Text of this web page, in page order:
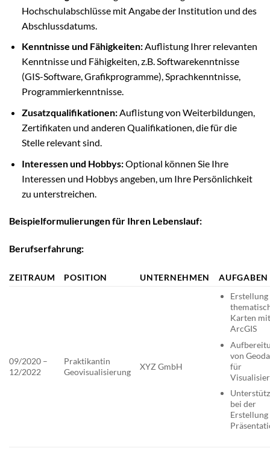
Hochschulabschlüsse mit Angabe der Institution und des
Abschlussdatums.
Kenntnisse und Fähigkeiten:Auflistung Ihrer relevanten
Kenntnisse und Fähigkeiten, z.B. Softwarekenntnisse
(GIS-Software, Grafikprogramme), Sprachkenntnisse,
Programmierkenntnisse.
Zusatzqualifikationen:Auflistung von Weiterbildungen,
Zertifikaten und anderen Qualifikationen, die für die
Stelle relevant sind.
Interessen und Hobbys:Optional können Sie Ihre
Interessen und Hobbys angeben, um Ihre Persönlichkeit
zu unterstreichen.
Beispielformulierungen für Ihren Lebenslauf:
Berufserfahrung:
ZEITRAUM POSITION UNTERNEHMEN AUFGABEN
09/2020 –
12/2022
Praktikantin
Geovisualisierung
XYZ GmbH
Erstellung
Karten mit
ArcGIS
von
für
bei der
Erstellung